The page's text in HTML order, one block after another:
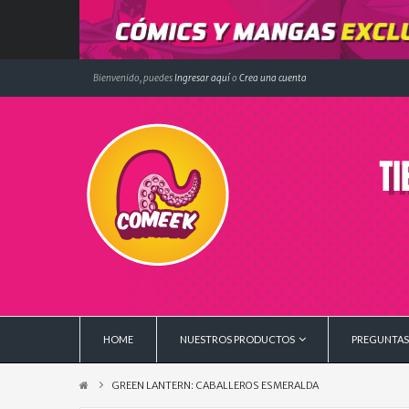
Bienvenido, puedesIngresar aquío Crea una cuenta
HOME NUESTROS PRODUCTOS
GREEN LANTERN: CABALLEROS ESMERALDA